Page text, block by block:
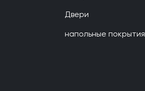
Двери
напольные покрытия